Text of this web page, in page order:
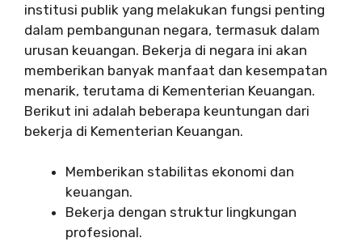
institusi publik yang melakukan fungsi penting
dalam pembangunan negara, termasuk dalam
urusan keuangan. Bekerja di negara ini akan
memberikan banyak manfaat dan kesempatan
menarik, terutama di Kementerian Keuangan.
Berikut ini adalah beberapa keuntungan dari
bekerja di Kementerian Keuangan.
Memberikan stabilitas ekonomi dan
keuangan.
Bekerja dengan struktur lingkungan
profesional.